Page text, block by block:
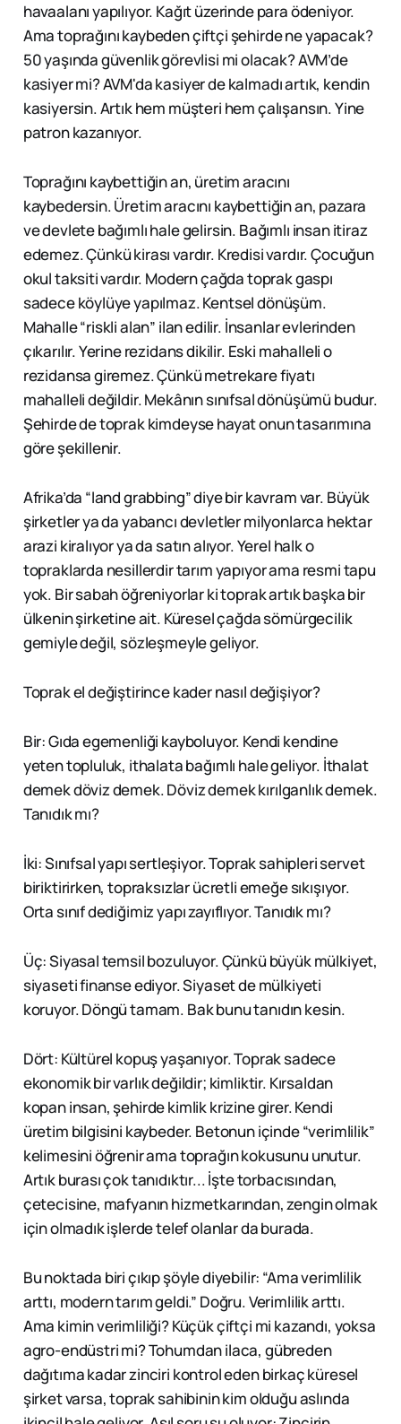
havaalanı yapılıyor. Kağıt üzerinde para ödeniyor.
Ama toprağını kaybeden çiftçi şehirde ne yapacak?
50 yaşında güvenlik görevlisi mi olacak? AVM’de
kasiyer mi? AVM'da kasiyer de kalmadı artık, kendin
kasiyersin. Artık hem müşteri hem çalışansın. Yine
patron kazanıyor.
Toprağını kaybettiğin an, üretim aracını
kaybedersin. Üretim aracını kaybettiğin an, pazara
ve devlete bağımlı hale gelirsin. Bağımlı insan itiraz
edemez. Çünkü kirası vardır. Kredisi vardır. Çocuğun
okul taksiti vardır. Modern çağda toprak gaspı
sadece köylüye yapılmaz. Kentsel dönüşüm.
Mahalle “riskli alan” ilan edilir. İnsanlar evlerinden
çıkarılır. Yerine rezidans dikilir. Eski mahalleli o
rezidansa giremez. Çünkü metrekare fiyatı
mahalleli değildir. Mekânın sınıfsal dönüşümü budur.
Şehirde de toprak kimdeyse hayat onun tasarımına
göre şekillenir.
Afrika’da “land grabbing” diye bir kavram var. Büyük
şirketler ya da yabancı devletler milyonlarca hektar
arazi kiralıyor ya da satın alıyor. Yerel halk o
topraklarda nesillerdir tarım yapıyor ama resmi tapu
yok. Bir sabah öğreniyorlar ki toprak artık başka bir
ülkenin şirketine ait. Küresel çağda sömürgecilik
gemiyle değil, sözleşmeyle geliyor.
Toprak el değiştirince kader nasıl değişiyor?
Bir: Gıda egemenliği kayboluyor. Kendi kendine
yeten topluluk, ithalata bağımlı hale geliyor. İthalat
demek döviz demek. Döviz demek kırılganlık demek.
Tanıdık mı?
İki: Sınıfsal yapı sertleşiyor. Toprak sahipleri servet
biriktirirken, topraksızlar ücretli emeğe sıkışıyor.
Orta sınıf dediğimiz yapı zayıflıyor. Tanıdık mı?
Üç: Siyasal temsil bozuluyor. Çünkü büyük mülkiyet,
siyaseti finanse ediyor. Siyaset de mülkiyeti
koruyor. Döngü tamam. Bak bunu tanıdın kesin.
Dört: Kültürel kopuş yaşanıyor. Toprak sadece
ekonomik bir varlık değildir; kimliktir. Kırsaldan
kopan insan, şehirde kimlik krizine girer. Kendi
üretim bilgisini kaybeder. Betonun içinde “verimlilik”
kelimesini öğrenir ama toprağın kokusunu unutur.
Artık burası çok tanıdıktır... İşte torbacısından,
çetecisine, mafyanın hizmetkarından, zengin olmak
için olmadık işlerde telef olanlar da burada.
Bu noktada biri çıkıp şöyle diyebilir: “Ama verimlilik
arttı, modern tarım geldi.” Doğru. Verimlilik arttı.
Ama kimin verimliliği? Küçük çiftçi mi kazandı, yoksa
agro-endüstri mi? Tohumdan ilaca, gübreden
dağıtıma kadar zinciri kontrol eden birkaç küresel
şirket varsa, toprak sahibinin kim olduğu aslında